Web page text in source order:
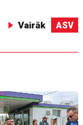
Vairāk ASV